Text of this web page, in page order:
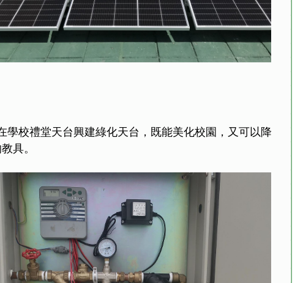
學校禮堂天台興建綠化天台，既能美化校園，又可以降
具。